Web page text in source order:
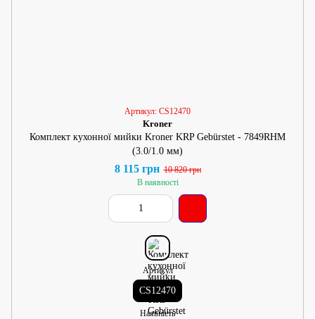
Артикул: CS12470
Kroner
Комплект кухонної мийки Kroner KRP Gebürstet - 7849RHM
(3.0/1.0 мм)
8 115 грн 10 820 грн
В наявності
Артикул
CS12470
Наявність